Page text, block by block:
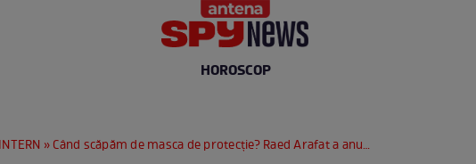
HOROSCOP
» Când scăpăm de masca de protecție? Raed Arafat a anunțat condiția pentru eliminarea măsurii! ”O dispariție treptată”